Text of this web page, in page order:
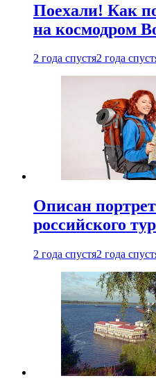
Поехали! Как
на космодром
2 года спустя2 года
Описан
российского
2 года спустя2 года